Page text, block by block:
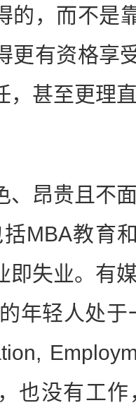
的，而不是
有资格享
，甚至更理
昂贵且不面
MBA教育
即失业。有
年轻人处于
也没有工